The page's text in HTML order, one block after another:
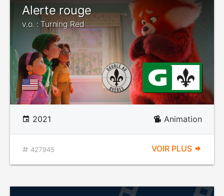
Alerte rouge
v.o. : Turning Red
2021 Animation
427945 VOIR PLUS